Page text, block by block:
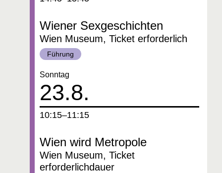
Wiener Sexgeschichten
Wien Museum, Ticket erforderlich
Kategorie:
Führung
Wien wird Metropole
Wien Museum, Ticket
erforderlichdauer
Datum:
23.8.
Sonntag
um
10:15–11:15